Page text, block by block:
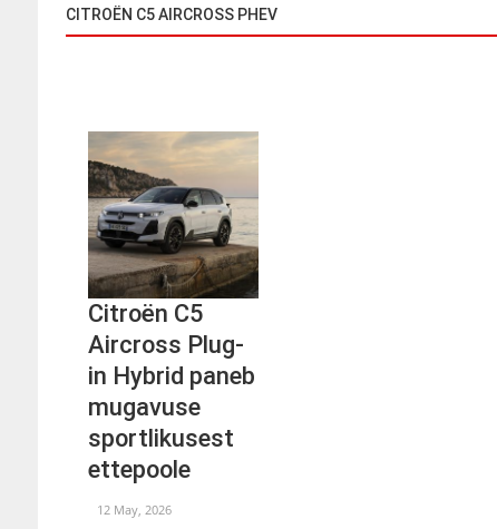
CITROËN C5 AIRCROSS PHEV
Citroën C5
Aircross Plug-
in Hybrid paneb
mugavuse
sportlikusest
ettepoole
12 May, 2026